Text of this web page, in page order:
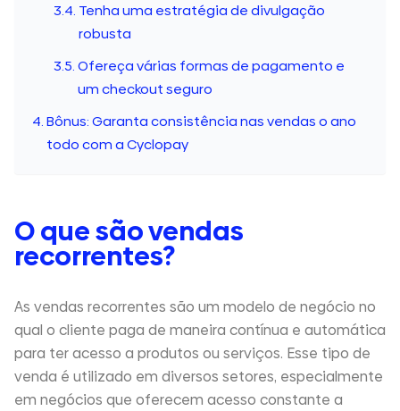
Tenha uma estratégia de divulgação
robusta
Ofereça várias formas de pagamento e
um checkout seguro
Bônus: Garanta consistência nas vendas o ano
todo com a Cyclopay
O que são vendas
recorrentes?
As vendas recorrentes são um modelo de negócio no
qual o cliente paga de maneira contínua e automática
para ter acesso a produtos ou serviços. Esse tipo de
venda é utilizado em diversos setores, especialmente
em negócios que oferecem acesso constante a